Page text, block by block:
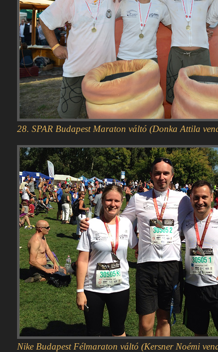
28. SPAR Budapest Maraton váltó (Donka Attila
Nike Budapest Félmaraton váltó (Kersner Noémi